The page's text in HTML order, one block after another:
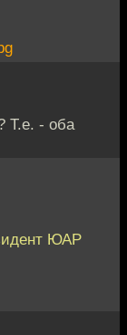
Т.е. - оба
ЮАР